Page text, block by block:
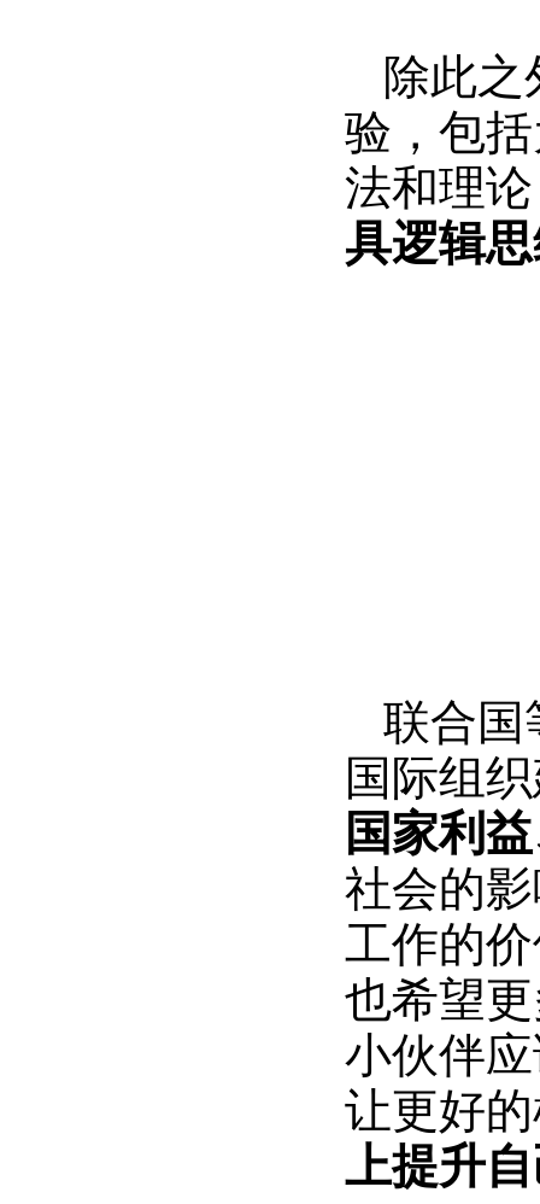
除此
验，包
法和理
具逻辑
联合国
国际组
国家利
社会的
工作的
也希望
小伙伴
让更好
上提升